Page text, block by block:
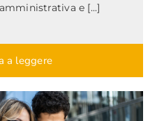
e [...]
a leggere